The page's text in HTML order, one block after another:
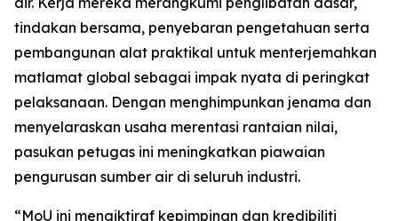
tindakan bersama, penyebaran pengetahuan serta
pembangunan alat praktikal untuk menterjemahkan
matlamat global sebagai impak nyata di peringkat
pelaksanaan. Dengan menghimpunkan jenama dan
menyelaraskan usaha merentasi rantaian nilai,
pasukan petugas ini meningkatkan piawaian
pengurusan sumber air di seluruh industri.
“MoU ini mengiktiraf kepimpinan dan kredibiliti